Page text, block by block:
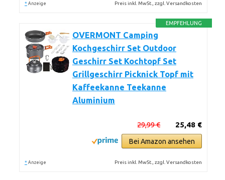
* Anzeige Preis inkl. MwSt., zzgl. Versandkosten
EMPFEHLUNG
OVERMONT Camping
Kochgeschirr Set Outdoor
Geschirr Set Kochtopf Set
Grillgeschirr Picknick Topf mit
Kaffeekanne Teekanne
Aluminium
25,48 €
29,99 €
Bei Amazon ansehen
* Anzeige Preis inkl. MwSt., zzgl. Versandkosten